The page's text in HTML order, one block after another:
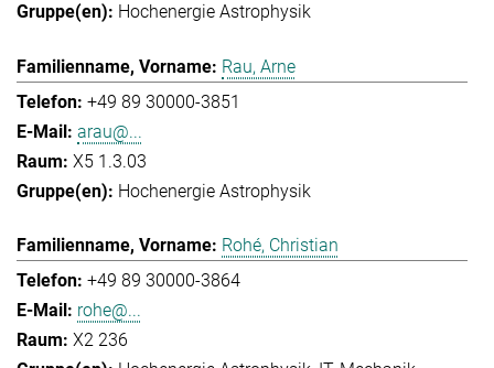
Hochenergie Astrophysik
Rau, Arne
+49 89 30000-3851
arau@...
X5 1.3.03
Hochenergie Astrophysik
Rohé, Christian
+49 89 30000-3864
rohe@...
X2 236